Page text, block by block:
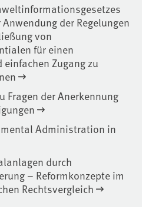
der Regelungen
von
für einen
Zugang zu
Fragen der Anerkennung
Administration in
durch
– Reformkonzepte im
Rechtsvergleich